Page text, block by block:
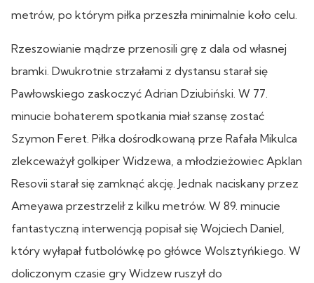
metrów, po którym piłka przeszła minimalnie koło celu.
Rzeszowianie mądrze przenosili grę z dala od własnej
bramki. Dwukrotnie strzałami z dystansu starał się
Pawłowskiego zaskoczyć Adrian Dziubiński. W 77.
minucie bohaterem spotkania miał szansę zostać
Szymon Feret. Piłka dośrodkowaną prze Rafała Mikulca
zlekceważył golkiper Widzewa, a młodzieżowiec Apklan
Resovii starał się zamknąć akcję. Jednak naciskany przez
Ameyawa przestrzelił z kilku metrów. W 89. minucie
fantastyczną interwencją popisał się Wojciech Daniel,
który wyłapał futbolówkę po główce Wolsztyńkiego. W
doliczonym czasie gry Widzew ruszył do